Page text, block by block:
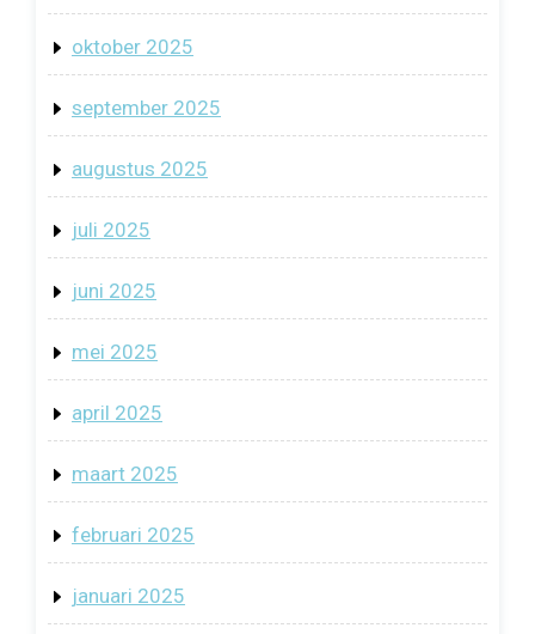
oktober 2025
september 2025
augustus 2025
juli 2025
juni 2025
mei 2025
april 2025
maart 2025
februari 2025
januari 2025